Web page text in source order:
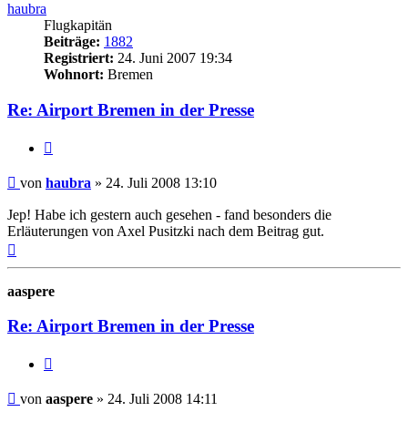
haubra
Flugkapitän
Beiträge: 1882
Registriert: 24. Juni 2007 19:34
Wohnort: Bremen
Re: Airport Bremen in der Presse
Ungelesener
von haubra » 24. Juli 2008 13:10
Jep! Habe ich gestern auch gesehen - fand besonders die
Erläuterungen von Axel Pusitzki nach dem Beitrag gut.
aaspere
Re: Airport Bremen in der Presse
Ungelesener
von aaspere » 24. Juli 2008 14:11